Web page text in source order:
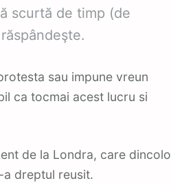
scurtă de timp (de
sau impune vreun
ca tocmai acest lucru si
de la Londra, care dincolo
dreptul reusit.